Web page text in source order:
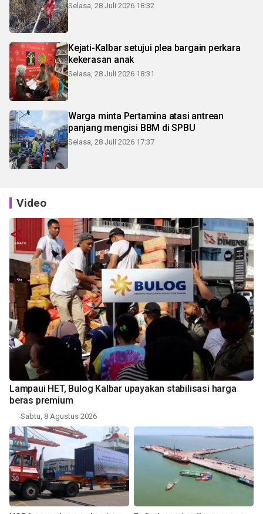
Selasa, 28 Juli 2026 18:32
Kejati-Kalbar setujui plea bargain perkara
kekerasan anak
Selasa, 28 Juli 2026 18:31
Warga minta Pertamina atasi antrean
panjang mengisi BBM di SPBU
Selasa, 28 Juli 2026 17:37
Video
Lampaui HET, Bulog Kalbar upayakan stabilisasi harga
beras premium
Sabtu, 8 Agustus 2026